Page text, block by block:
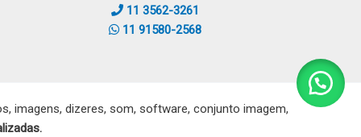
11 3562-3261
11 91580-2568
imagens, dizeres, som, software, conjunto imagem,